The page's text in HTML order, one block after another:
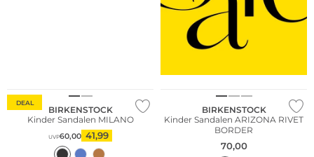
DEAL
BIRKENSTOCK
Kinder Sandalen MILANO
UVP60,00 41,99
BIRKENSTOCK
Kinder Sandalen ARIZONA RIVET
BORDER
70,00